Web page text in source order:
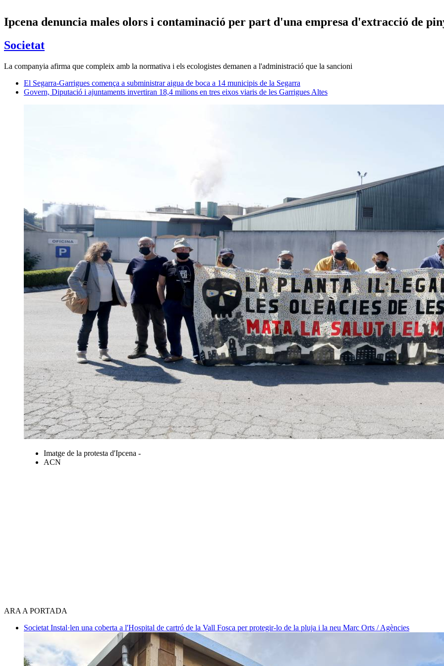
Ipcena denuncia males olors i contaminació per part d'una empresa d'extracció de
Societat
La companyia afirma que compleix amb la normativa i els ecologistes demanen a l'administració que la sancioni
El Segarra-Garrigues comença a subministrar aigua de boca a 14 municipis de la Segarra
Govern, Diputació i ajuntaments invertiran 18,4 milions en tres eixos viaris de les Garrigues Altes
Imatge de la protesta d'Ipcena -
ACN
ARA A PORTADA
Societat Instal·len una coberta a l'Hospital de cartró de la Vall Fosca per protegir-lo de la pluja i la neu Marc Orts / Agències